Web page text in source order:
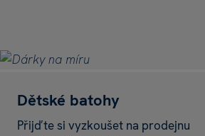
Dětské batohy
Přijďte si vyzkoušet na prodejnu